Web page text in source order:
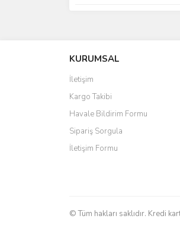
KURUMSAL
İletişim
Kargo Takibi
Havale Bildirim Formu
Sipariş Sorgula
İletişim Formu
© Tüm hakları saklıdır. Kredi